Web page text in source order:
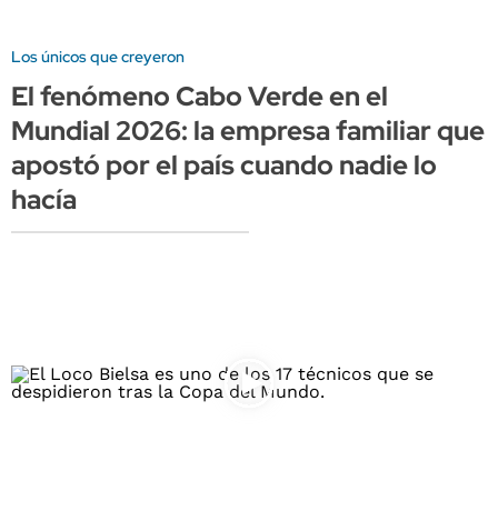
Los únicos que creyeron
El fenómeno Cabo Verde en el
Mundial 2026: la empresa familiar que
apostó por el país cuando nadie lo
hacía